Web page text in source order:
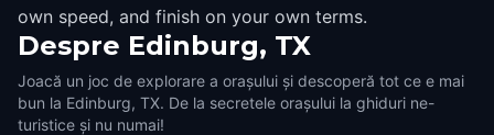
own speed, and finish on your own terms.
Despre Edinburg, TX
Joacă un joc de explorare a orașului și descoperă tot ce e mai
bun la Edinburg, TX. De la secretele orașului la ghiduri ne-
turistice și nu numai!